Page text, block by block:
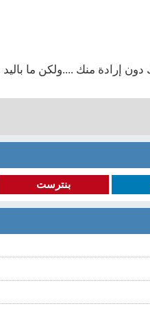
إرادة منك ....ولكن ما باليد
بنترست